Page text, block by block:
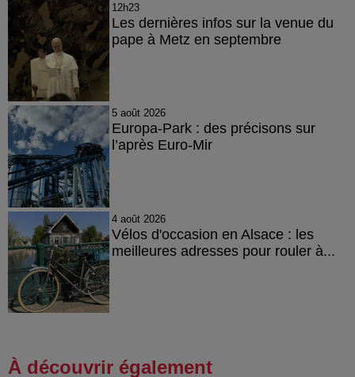
12h23
Les dernières infos sur la venue du
pape à Metz en septembre
5 août 2026
Europa-Park : des précisons sur
l’après Euro-Mir
4 août 2026
Vélos d'occasion en Alsace : les
meilleures adresses pour rouler à...
À découvrir également